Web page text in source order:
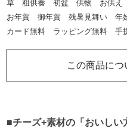
この商品に
■チーズ+素材の「おいし
草 粗供養 初盆 供物 お供
お年賀 御年賀 残暑見舞い 年
カード無料 ラッピング無料 手